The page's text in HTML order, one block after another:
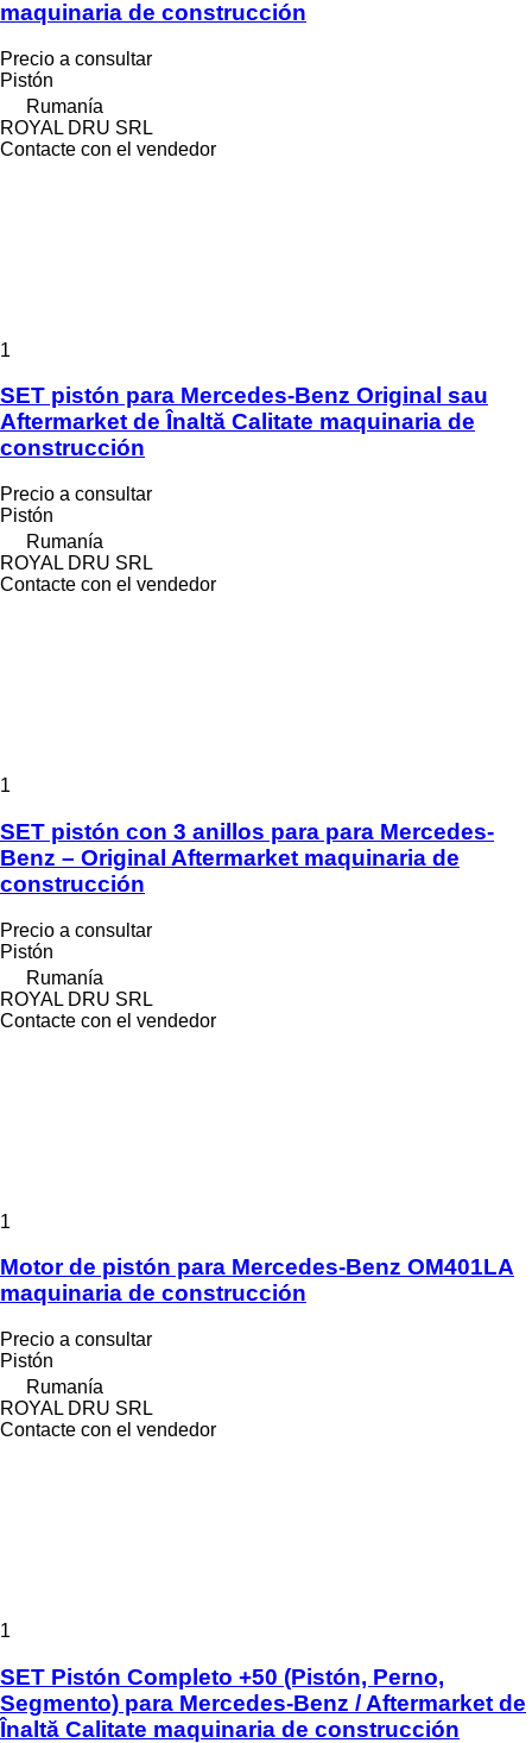
maquinaria de construcción
Precio a consultar
Pistón
Rumanía
ROYAL DRU SRL
Contacte con el vendedor
1
SET pistón para Mercedes-Benz Original sau
Aftermarket de Înaltă Calitate maquinaria de
construcción
Precio a consultar
Pistón
Rumanía
ROYAL DRU SRL
Contacte con el vendedor
1
SET pistón con 3 anillos para para Mercedes-
Benz – Original Aftermarket maquinaria de
construcción
Precio a consultar
Pistón
Rumanía
ROYAL DRU SRL
Contacte con el vendedor
1
Motor de pistón para Mercedes-Benz OM401LA
maquinaria de construcción
Precio a consultar
Pistón
Rumanía
ROYAL DRU SRL
Contacte con el vendedor
1
SET Pistón Completo +50 (Pistón, Perno,
Segmento) para Mercedes-Benz / Aftermarket de
Înaltă Calitate maquinaria de construcción